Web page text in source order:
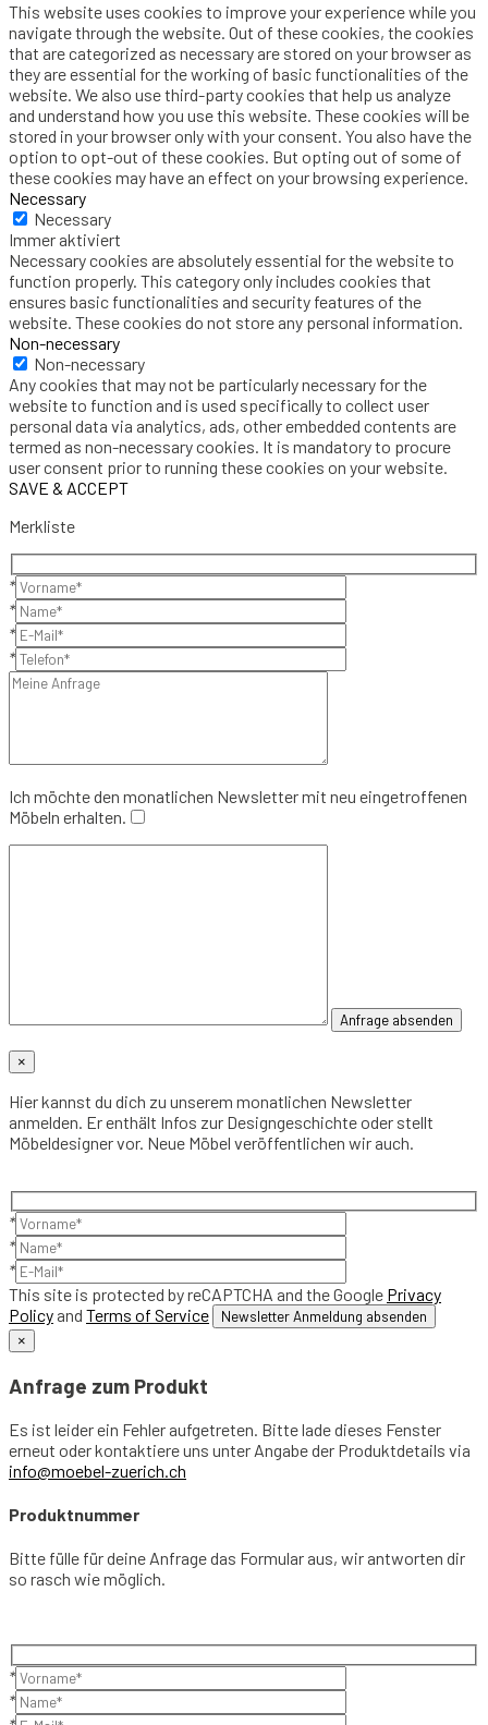
This website uses cookies to improve your experience while you
navigate through the website. Out of these cookies, the cookies
that are categorized as necessary are stored on your browser as
they are essential for the working of basic functionalities of the
website. We also use third-party cookies that help us analyze
and understand how you use this website. These cookies will be
stored in your browser only with your consent. You also have the
option to opt-out of these cookies. But opting out of some of
these cookies may have an effect on your browsing experience.
Necessary
Necessary
Immer aktiviert
Necessary cookies are absolutely essential for the website to
function properly. This category only includes cookies that
ensures basic functionalities and security features of the
website. These cookies do not store any personal information.
Non-necessary
Non-necessary
Any cookies that may not be particularly necessary for the
website to function and is used specifically to collect user
personal data via analytics, ads, other embedded contents are
termed as non-necessary cookies. It is mandatory to procure
user consent prior to running these cookies on your website.
SAVE & ACCEPT
Merkliste
*
*
*
*
Ich möchte den monatlichen Newsletter mit neu eingetroffenen
Möbeln erhalten.
×
Hier kannst du dich zu unserem monatlichen Newsletter
anmelden. Er enthält Infos zur Designgeschichte oder stellt
Möbeldesigner vor. Neue Möbel veröffentlichen wir auch.
*
*
*
This site is protected by reCAPTCHA and the Google Privacy
Policy and Terms of Service
×
Anfrage zum Produkt
Es ist leider ein Fehler aufgetreten. Bitte lade dieses Fenster
erneut oder kontaktiere uns unter Angabe der Produktdetails via
info@moebel-zuerich.ch
Produktnummer
Bitte fülle für deine Anfrage das Formular aus, wir antworten dir
so rasch wie möglich.
*
*